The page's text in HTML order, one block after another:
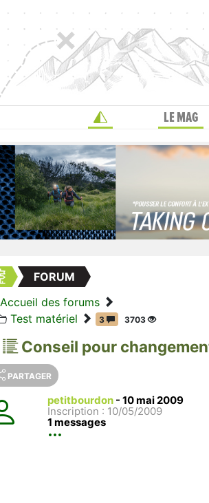
LE MAG
FORUM
Accueil des forums
Test matériel
3 3703
Conseil pour
PARTAGER
petitbourdon - 10 mai 2009
Inscription : 10/05/2009
1 messages